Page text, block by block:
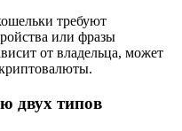
требуют
или фразы
от владельца, может
двух типов